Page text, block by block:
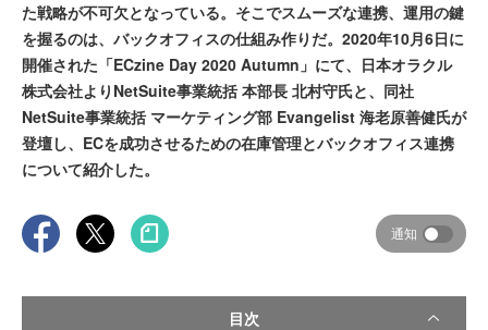
た戦略が不可欠となっている。そこでスムーズな連携、運用の鍵
を握るのは、バックオフィスの仕組み作りだ。2020年10月6日に
開催された「ECzine Day 2020 Autumn」にて、日本オラクル
株式会社よりNetSuite事業統括 本部長 北村守氏と、同社
NetSuite事業統括 マーケティング部 Evangelist 海老原善健氏が
登壇し、ECを成功させるための在庫管理とバックオフィス連携
について紹介した。
通知
目次